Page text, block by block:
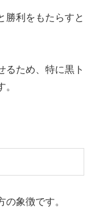
勝利をもたらすと
るため、特に黒ト
象徴です。